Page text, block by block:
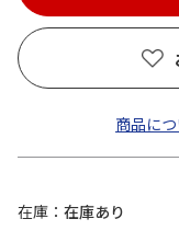
商品に
在庫
在庫あり